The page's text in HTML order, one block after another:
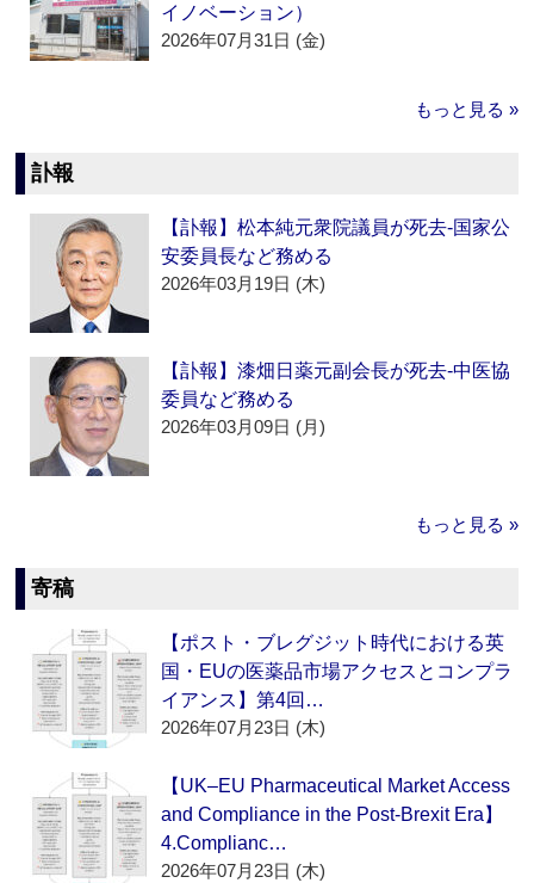
イノベーション）
2026年07月31日 (金)
もっと見る »
訃報
【訃報】松本純元衆院議員が死去‐国家公
安委員長など務める
2026年03月19日 (木)
【訃報】漆畑日薬元副会長が死去‐中医協
委員など務める
2026年03月09日 (月)
もっと見る »
寄稿
【ポスト・ブレグジット時代における英
国・EUの医薬品市場アクセスとコンプラ
イアンス】第4回…
2026年07月23日 (木)
【UK–EU Pharmaceutical Market Access
and Compliance in the Post-Brexit Era】
4.Complianc…
2026年07月23日 (木)